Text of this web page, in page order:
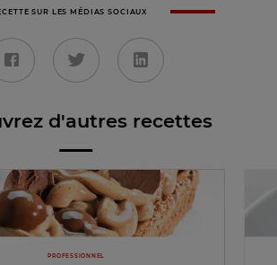
SUR LES MÉDIAS SOCIAUX
d'autres recettes
PROFESSIONNEL